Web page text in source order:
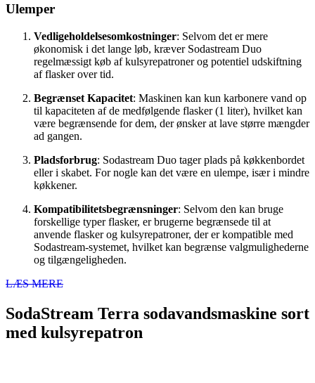
Ulemper
Vedligeholdelsesomkostninger: Selvom det er mere
økonomisk i det lange løb, kræver Sodastream Duo
regelmæssigt køb af kulsyrepatroner og potentiel udskiftning
af flasker over tid.
Begrænset Kapacitet: Maskinen kan kun karbonere vand op
til kapaciteten af de medfølgende flasker (1 liter), hvilket kan
være begrænsende for dem, der ønsker at lave større mængder
ad gangen.
Pladsforbrug: Sodastream Duo tager plads på køkkenbordet
eller i skabet. For nogle kan det være en ulempe, især i mindre
køkkener.
Kompatibilitetsbegrænsninger: Selvom den kan bruge
forskellige typer flasker, er brugerne begrænsede til at
anvende flasker og kulsyrepatroner, der er kompatible med
Sodastream-systemet, hvilket kan begrænse valgmulighederne
og tilgængeligheden.
LÆS MERE
SodaStream Terra sodavandsmaskine sort
med kulsyrepatron